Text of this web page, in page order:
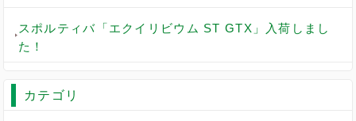
スポルティバ「エクイリビウム ST GTX」入荷しまし
た！
カテゴリ